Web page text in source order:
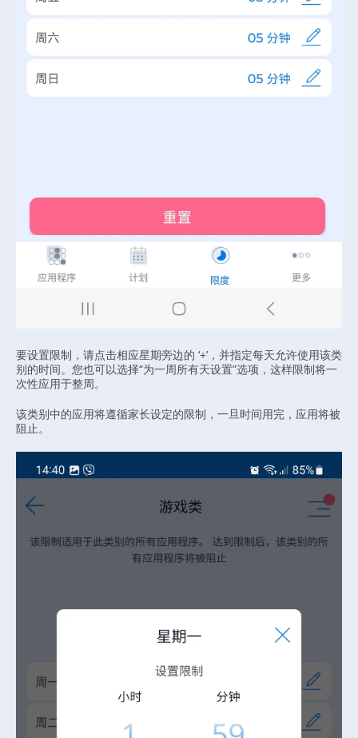
要设置限制，请点击相应星期旁边的 ‘+’，并指定每天允许使用该类
别的时间。您也可以选择“为一周所有天设置”选项，这样限制将一
次性应用于整周。
该类别中的应用将遵循家长设定的限制，一旦时间用完，应用将被
阻止。